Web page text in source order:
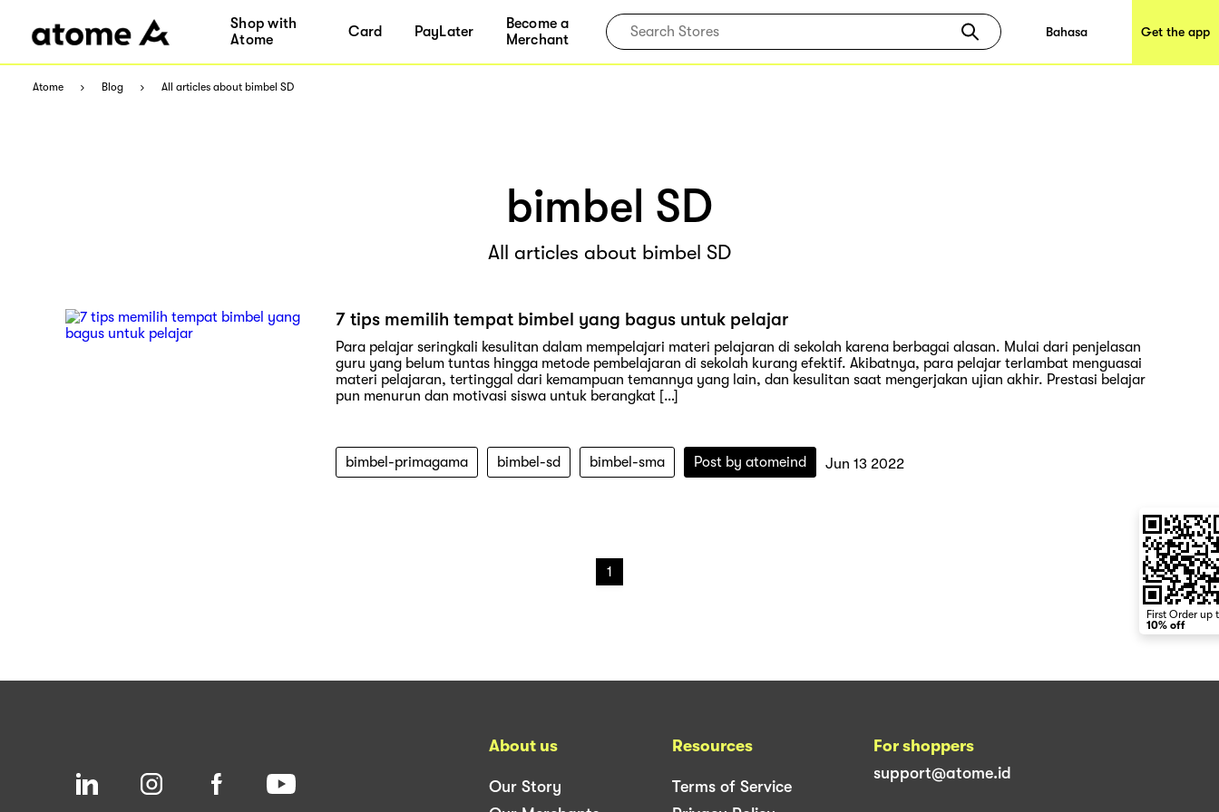
Shop with
Atome
Card PayLater
Become a
Merchant
Bahasa Get the app
Atome Blog All articles about bimbel SD
bimbel SD
All articles about bimbel SD
7 tips memilih tempat bimbel yang bagus untuk pelajar
Para pelajar seringkali kesulitan dalam mempelajari materi pelajaran di sekolah karena berbagai alasan. Mulai dari penjelasan
guru yang belum tuntas hingga metode pembelajaran di sekolah kurang efektif. Akibatnya, para pelajar terlambat menguasai
materi pelajaran, tertinggal dari kemampuan temannya yang lain, dan kesulitan saat mengerjakan ujian akhir. Prestasi belajar
pun menurun dan motivasi siswa untuk berangkat […]
bimbel-primagama bimbel-sd bimbel-sma Post by atomeind Jun 13 2022
1
First Order up
10% off
About us
Our Story
Resources
Terms of Service
For shoppers
support@atome.id